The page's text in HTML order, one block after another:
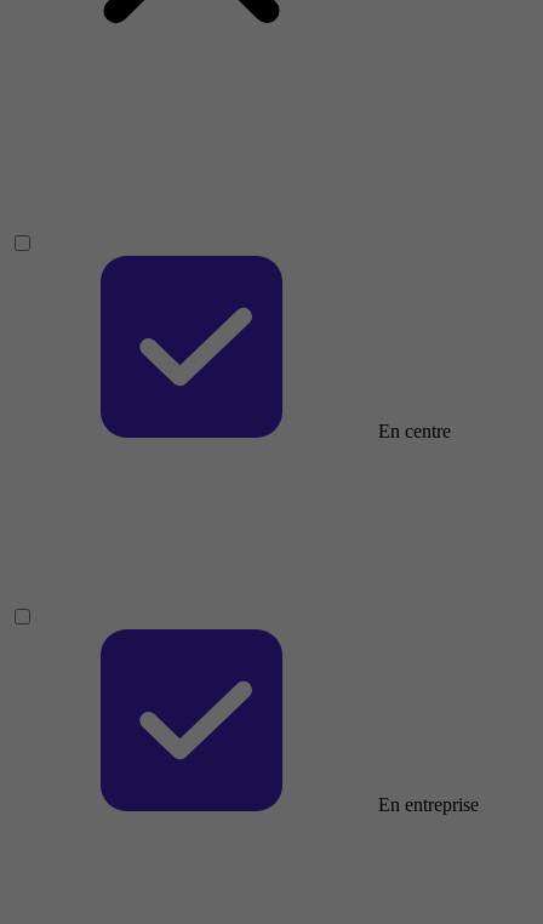
En centre
En entreprise